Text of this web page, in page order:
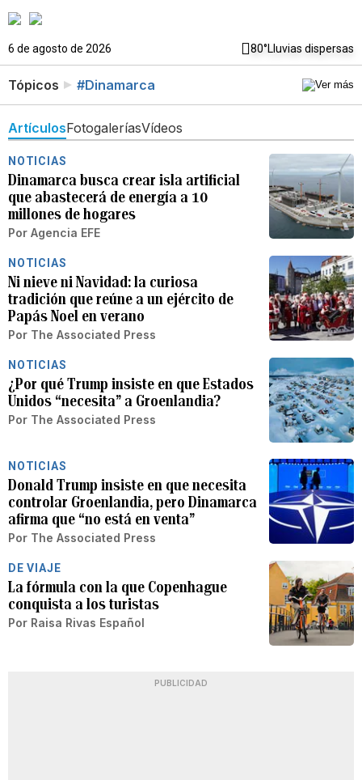
6 de agosto de 2026 80°Lluvias dispersas
Tópicos #Dinamarca
ArtículosFotogaleríasVídeos
NOTICIAS
Dinamarca busca crear isla artificial
que abastecerá de energía a 10
millones de hogares
Por Agencia EFE
NOTICIAS
Ni nieve ni Navidad: la curiosa
tradición que reúne a un ejército de
Papás Noel en verano
Por The Associated Press
NOTICIAS
¿Por qué Trump insiste en que Estados
Unidos “necesita” a Groenlandia?
Por The Associated Press
NOTICIAS
Donald Trump insiste en que necesita
controlar Groenlandia, pero Dinamarca
afirma que “no está en venta”
Por The Associated Press
DE VIAJE
La fórmula con la que Copenhague
conquista a los turistas
Por Raisa Rivas Español
PUBLICIDAD